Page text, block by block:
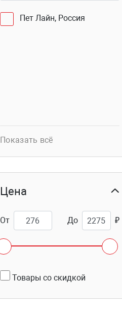
Пет Лайн, Россия
Показать всё
Цена
От До ₽
Товары со скидкой